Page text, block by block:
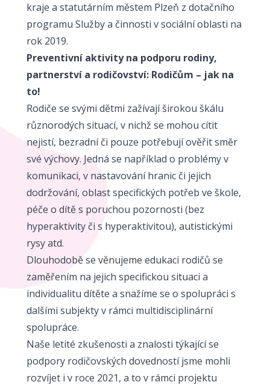
kraje a statutárním městem Plzeň z dotačního
programu Služby a činnosti v sociální oblasti na
rok 2019.
Preventivní aktivity na podporu rodiny,
partnerství a rodičovství: Rodičům – jak na
to!
Rodiče se svými dětmi zažívají širokou škálu
různorodých situací, v nichž se mohou cítit
nejistí, bezradní či pouze potřebují ověřit směr
své výchovy. Jedná se například o problémy v
komunikaci, v nastavování hranic či jejich
dodržování, oblast specifických potřeb ve škole,
péče o dítě s poruchou pozornosti (bez
hyperaktivity či s hyperaktivitou), autistickými
rysy atd.
Dlouhodobě se věnujeme edukaci rodičů se
zaměřením na jejich specifickou situaci a
individualitu dítěte a snažíme se o spolupráci s
dalšími subjekty v rámci multidisciplinární
spolupráce.
Naše letité zkušenosti a znalosti týkající se
podpory rodičovských dovedností jsme mohli
rozvíjet i v roce 2021, a to v rámci projektu